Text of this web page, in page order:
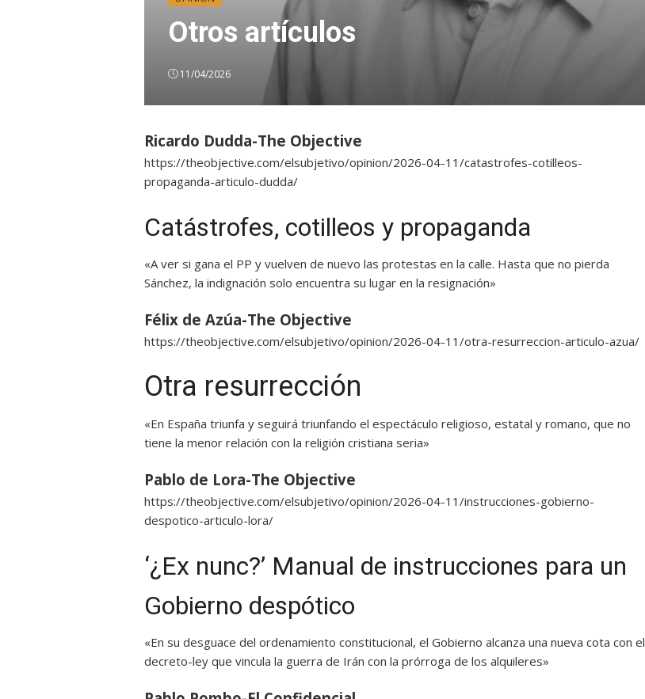
Otros artículos
11/04/2026
Ricardo Dudda-The Objective
https://theobjective.com/elsubjetivo/opinion/2026-04-11/catastrofes-cotilleos-
propaganda-articulo-dudda/
Catástrofes, cotilleos y propaganda
«A ver si gana el PP y vuelven de nuevo las protestas en la calle. Hasta que no pierda
Sánchez, la indignación solo encuentra su lugar en la resignación»
Félix de Azúa-The Objective
https://theobjective.com/elsubjetivo/opinion/2026-04-11/otra-resurreccion-articulo-azua/
Otra resurrección
«En España triunfa y seguirá triunfando el espectáculo religioso, estatal y romano, que no
tiene la menor relación con la religión cristiana seria»
Pablo de Lora-The Objective
https://theobjective.com/elsubjetivo/opinion/2026-04-11/instrucciones-gobierno-
despotico-articulo-lora/
‘¿Ex nunc?’ Manual de instrucciones para un
Gobierno despótico
«En su desguace del ordenamiento constitucional, el Gobierno alcanza una nueva cota con el
decreto-ley que vincula la guerra de Irán con la prórroga de los alquileres»